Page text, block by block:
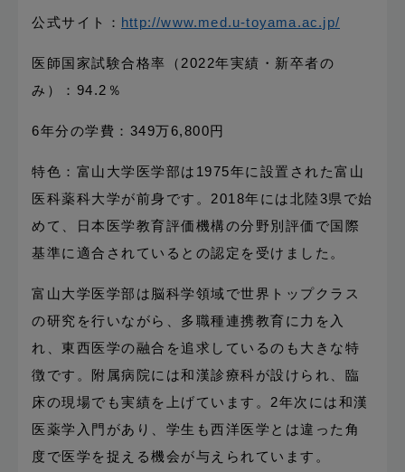
公式サイト： http://www.med.u-toyama.ac.jp/
医師国家試験合格率（2022年実績・新卒者の
み）：94.2％
6年分の学費：349万6,800円
特色：富山大学医学部は1975年に設置された富山
医科薬科大学が前身です。2018年には北陸3県で始
めて、日本医学教育評価機構の分野別評価で国際
基準に適合されているとの認定を受けました。
富山大学医学部は脳科学領域で世界トップクラス
の研究を行いながら、多職種連携教育に力を入
れ、東西医学の融合を追求しているのも大きな特
徴です。附属病院には和漢診療科が設けられ、臨
床の現場でも実績を上げています。2年次には和漢
医薬学入門があり、学生も西洋医学とは違った角
度で医学を捉える機会が与えられています。